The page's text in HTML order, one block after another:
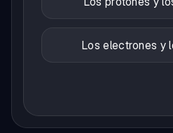
Los electrones y